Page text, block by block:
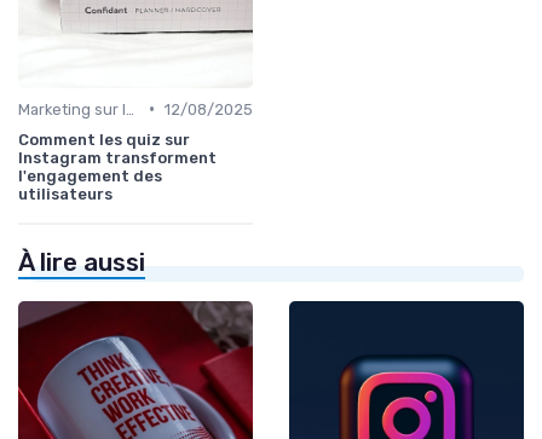
• 12/08/2025
Comment les quiz sur
Instagram transforment
l'engagement des
utilisateurs
À lire aussi